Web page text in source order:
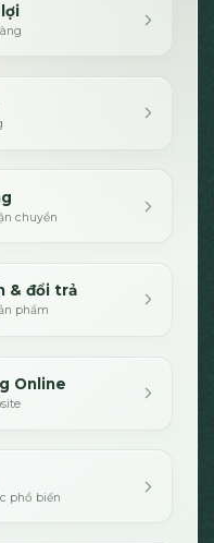
chuyển
& đổi trả
phẩm
Online
phổ biến